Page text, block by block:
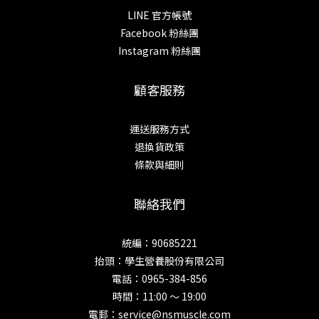
LINE 官方帳號
Facebook 粉絲團
Instagram 粉絲團
顧客服務
運送服務方式
退換貨政策
條款與細則
聯絡我們
統編：90685221
抬頭：學生營養股份有限公司
電話：0965-384-856
時間：11:00 ～ 19:00
電郵：service@nsmuscle.com